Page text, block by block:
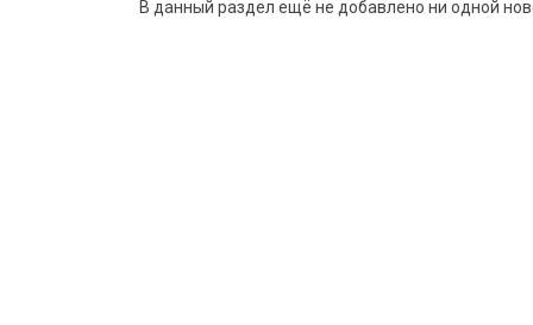
В данный раздел ещё не добавлено ни одной